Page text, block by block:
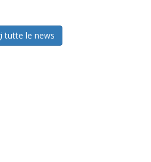
tutte le news